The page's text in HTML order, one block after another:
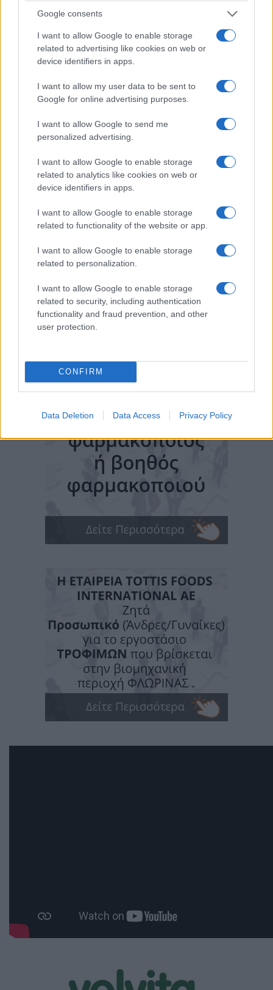
Google consents
I want to allow Google to enable storage
related to advertising like cookies on web or
device identifiers in apps.
I want to allow my user data to be sent to
Google for online advertising purposes.
I want to allow Google to send me
personalized advertising.
I want to allow Google to enable storage
related to analytics like cookies on web or
device identifiers in apps.
I want to allow Google to enable storage
related to functionality of the website or app.
I want to allow Google to enable storage
related to personalization.
I want to allow Google to enable storage
related to security, including authentication
functionality and fraud prevention, and other
user protection.
CONFIRM
Data Deletion Data Access Privacy Policy